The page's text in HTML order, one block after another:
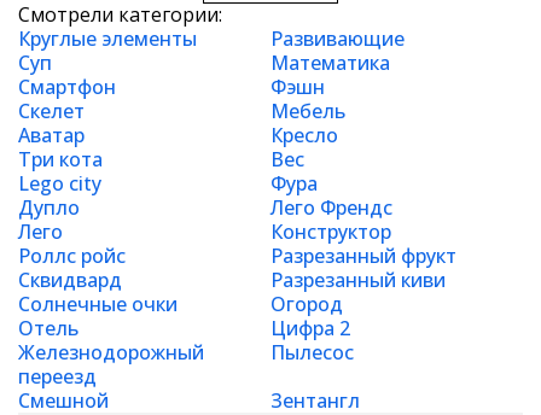
Смотрели категории:
Круглые элементы
Развивающие
Суп
Математика
Смартфон
Фэшн
Скелет
Мебель
Аватар
Кресло
Три кота
Вес
Lego city
Фура
Дупло
Лего Френдс
Лего
Конструктор
Роллс ройс
Разрезанный фрукт
Сквидвард
Разрезанный киви
Солнечные очки
Огород
Отель
Цифра 2
Железнодорожный
переезд
Пылесос
Смешной
Зентангл